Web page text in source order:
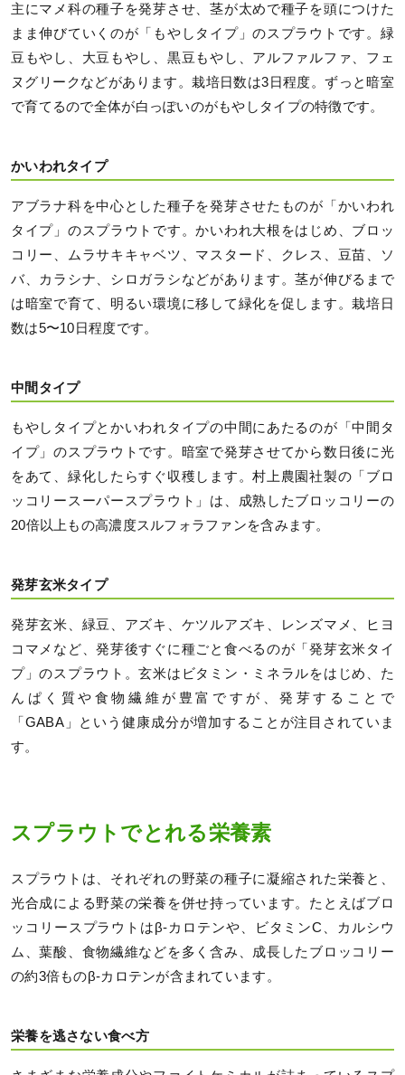
主にマメ科の種子を発芽させ、茎が太めで種子を頭につけた
まま伸びていくのが「もやしタイプ」のスプラウトです。緑
豆もやし、大豆もやし、黒豆もやし、アルファルファ、フェ
ヌグリークなどがあります。栽培日数は3日程度。ずっと暗室
で育てるので全体が白っぽいのがもやしタイプの特徴です。
かいわれタイプ
アブラナ科を中心とした種子を発芽させたものが「かいわれ
タイプ」のスプラウトです。かいわれ大根をはじめ、ブロッ
コリー、ムラサキキャベツ、マスタード、クレス、豆苗、ソ
バ、カラシナ、シロガラシなどがあります。茎が伸びるまで
は暗室で育て、明るい環境に移して緑化を促します。栽培日
数は5〜10日程度です。
中間タイプ
もやしタイプとかいわれタイプの中間にあたるのが「中間タ
イプ」のスプラウトです。暗室で発芽させてから数日後に光
をあて、緑化したらすぐ収穫します。村上農園社製の「ブロ
ッコリースーパースプラウト」は、成熟したブロッコリーの
20倍以上もの高濃度スルフォラファンを含みます。
発芽玄米タイプ
発芽玄米、緑豆、アズキ、ケツルアズキ、レンズマメ、ヒヨ
コマメなど、発芽後すぐに種ごと食べるのが「発芽玄米タイ
プ」のスプラウト。玄米はビタミン・ミネラルをはじめ、た
んぱく質や食物繊維が豊富ですが、発芽することで
「GABA」という健康成分が増加することが注目されていま
す。
スプラウトでとれる栄養素
スプラウトは、それぞれの野菜の種子に凝縮された栄養と、
光合成による野菜の栄養を併せ持っています。たとえばブロ
ッコリースプラウトはβ-カロテンや、ビタミンC、カルシウ
ム、葉酸、食物繊維などを多く含み、成長したブロッコリー
の約3倍ものβ-カロテンが含まれています。
栄養を逃さない食べ方